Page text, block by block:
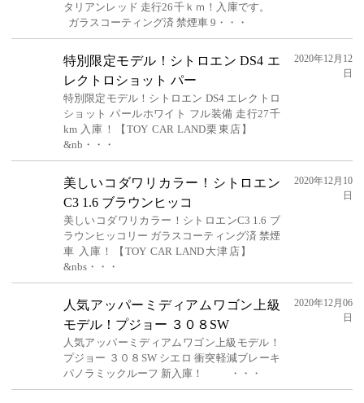
タリアンレッド 走行26千ｋｍ！入庫です。
ガラスコーティング済 禁煙車 9・・・
特別限定モデル！シトロエン DS4 エ
レクトロショット パー
特別限定モデル！シトロエン DS4 エレクトロ
ショット パールホワイト フル装備 走行27千
km 入庫！【TOY CAR LAND栗東店】
&nb・・・
2020年12月12
日
美しいコダワリカラー！シトロエン
C3 1.6 ブラウンヒッコ
美しいコダワリカラー！シトロエンC3 1.6 ブ
ラウンヒッコリー ガラスコーティング済 禁煙
車 入庫！【TOY CAR LAND大津店】
&nbs・・・
2020年12月10
日
人気アッパーミディアムワゴン上級
モデル！プジョー ３０８SW
人気アッパーミディアムワゴン上級モデル！
プジョー ３０８SW シエロ 衝突軽減ブレーキ
パノラミックルーフ 新入庫！ ・・・
2020年12月06
日